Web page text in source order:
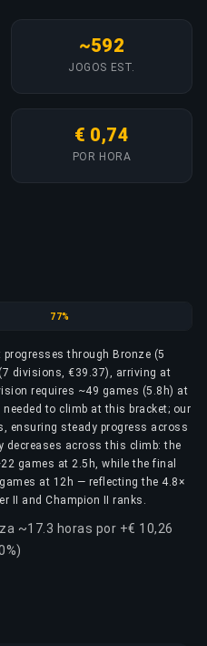
~592
JOGOS EST.
€ 0,74
POR HORA
Silver
77%
through Bronze (5
divisions, €39.37), arriving at
requires ~49 games (5.8h) at
to climb at this bracket; our
ensuring steady progress across
decreases across this climb: the
games at 2.5h, while the final
at 12h — reflecting the 4.8×
II and Champion II ranks.
~17.3 horas por +€ 10,26